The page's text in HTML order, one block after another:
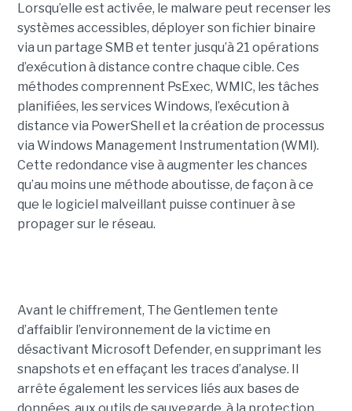
Lorsqu’elle est activée, le malware peut recenser les
systèmes accessibles, déployer son fichier binaire
via un partage SMB et tenter jusqu’à 21 opérations
d’exécution à distance contre chaque cible. Ces
méthodes comprennent PsExec, WMIC, les tâches
planifiées, les services Windows, l’exécution à
distance via PowerShell et la création de processus
via Windows Management Instrumentation (WMI).
Cette redondance vise à augmenter les chances
qu’au moins une méthode aboutisse, de façon à ce
que le logiciel malveillant puisse continuer à se
propager sur le réseau.
Avant le chiffrement, The Gentlemen tente
d’affaiblir l’environnement de la victime en
désactivant Microsoft Defender, en supprimant les
snapshots et en effaçant les traces d’analyse. Il
arrête également les services liés aux bases de